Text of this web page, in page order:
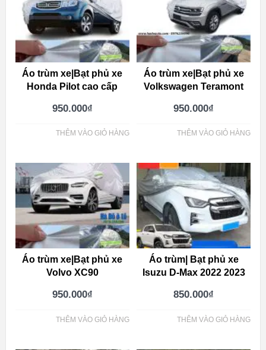
Áo trùm xe|Bạt phủ xe
Honda Pilot cao cấp
950.000₫
THÊM VÀO GIỎ HÀNG
Áo trùm xe|Bạt phủ xe
Volkswagen Teramont
950.000₫
THÊM VÀO GIỎ HÀNG
Áo trùm xe|Bạt phủ xe
Volvo XC90
950.000₫
THÊM VÀO GIỎ HÀNG
Áo trùm| Bạt phủ xe
Isuzu D-Max 2022 2023
850.000₫
THÊM VÀO GIỎ HÀNG